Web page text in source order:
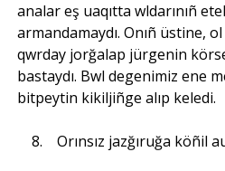
analar eş uaqıtta wldarınıñ
armandamaydı. Onıñ üstine,
qwrday jorğalap jürgenin
bastaydı. Bwl degenimiz ene
bitpeytin kikiljiñge alıp keledi.
8. Orınsız jazğıruğa köñil